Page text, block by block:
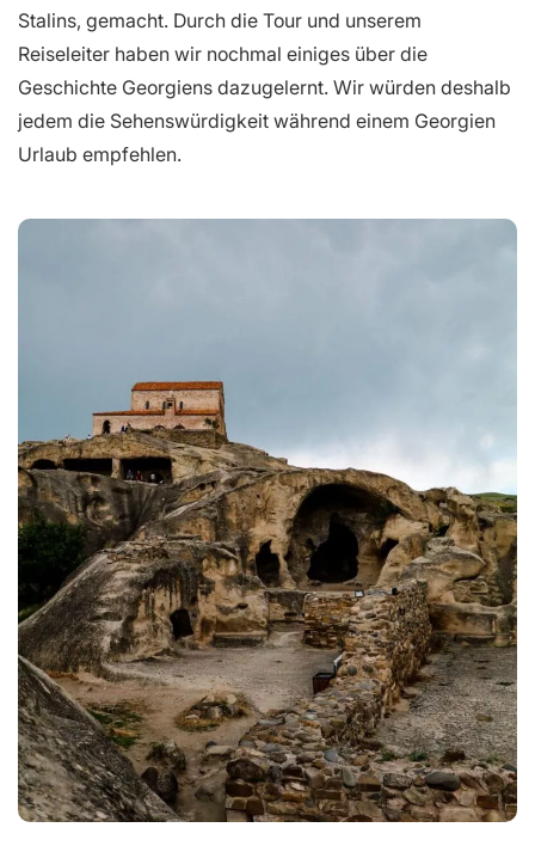
Stalins, gemacht. Durch die Tour und unserem
Reiseleiter haben wir nochmal einiges über die
Geschichte Georgiens dazugelernt. Wir würden deshalb
jedem die Sehenswürdigkeit während einem Georgien
Urlaub empfehlen.